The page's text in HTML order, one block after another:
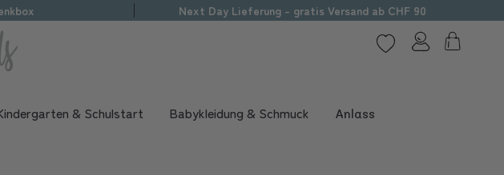
Next Day Lieferung - gratis Versand ab CHF 90
& Schulstart Babykleidung & Schmuck Anlass